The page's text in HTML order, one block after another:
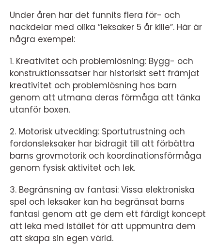
Under åren har det funnits flera för- och
nackdelar med olika ”leksaker 5 år kille”. Här är
några exempel:
1. Kreativitet och problemlösning: Bygg- och
konstruktionssatser har historiskt sett främjat
kreativitet och problemlösning hos barn
genom att utmana deras förmåga att tänka
utanför boxen.
2. Motorisk utveckling: Sportutrustning och
fordonsleksaker har bidragit till att förbättra
barns grovmotorik och koordinationsförmåga
genom fysisk aktivitet och lek.
3. Begränsning av fantasi: Vissa elektroniska
spel och leksaker kan ha begränsat barns
fantasi genom att ge dem ett färdigt koncept
att leka med istället för att uppmuntra dem
att skapa sin egen värld.